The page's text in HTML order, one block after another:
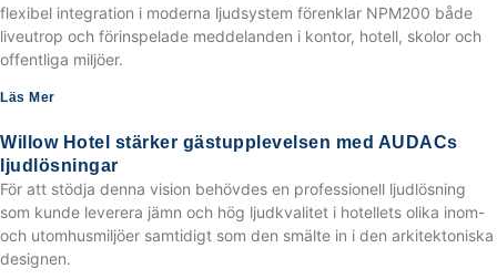
flexibel integration i moderna ljudsystem förenklar NPM200 både
liveutrop och förinspelade meddelanden i kontor, hotell, skolor och
offentliga miljöer.
Läs Mer
Willow Hotel stärker gästupplevelsen med AUDACs
ljudlösningar
För att stödja denna vision behövdes en professionell ljudlösning
som kunde leverera jämn och hög ljudkvalitet i hotellets olika inom-
och utomhusmiljöer samtidigt som den smälte in i den arkitektoniska
designen.